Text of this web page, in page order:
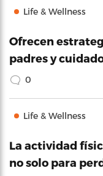
Life & Wellness
Ofrecen
padres y
0
Life & Wellness
La actividad
no solo para